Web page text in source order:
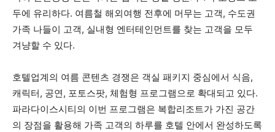
두에 유리하다. 여름철 해외여행 전후에 머무는 고객, 수도권
가족 나들이 고객, 실내형 엔터테인먼트를 찾는 고객을 모두
겨냥할 수 있다.
호텔업계의 여름 콘텐츠 경쟁은 객실 패키지 중심에서 식음,
캐릭터, 공연, 포토스팟, 체험형 프로그램으로 확대되고 있다.
파라다이스시티의 이번 프로그램은 복합리조트가 가진 공간
의 장점을 활용해 가족 고객의 하루를 호텔 안에서 완성하도록